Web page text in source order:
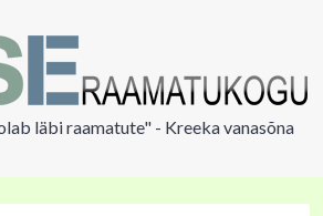
läbi raamatute" - Kreeka vanasõna